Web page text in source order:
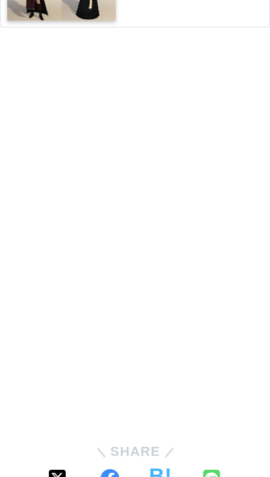
SHARE